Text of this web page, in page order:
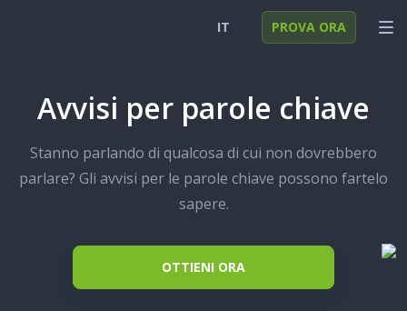
FUNZIONI
SOLUZIONI
IT
Deutsch
Español
Polski
PROVA ORA
Avvisi per parole chiave
Stanno parlando di qualcosa di cui non dovrebbero
parlare? Gli avvisi per le parole chiave possono fartelo
sapere.
OTTIENI ORA